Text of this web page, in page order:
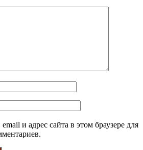
и адрес сайта в этом браузере для